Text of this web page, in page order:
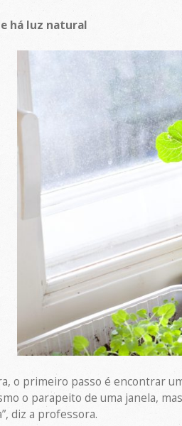
há luz natural
o primeiro passo é encontrar
o parapeito de uma janela,
diz a professora.